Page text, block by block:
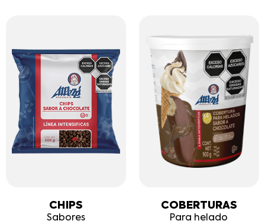
CHIPS
Sabores
COBERTURAS
Para helado